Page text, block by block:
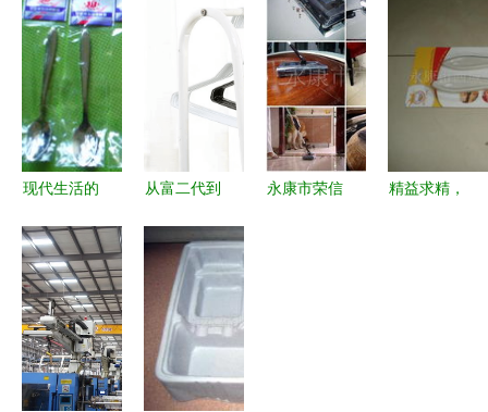
机座产品列
表
小日子的温
柔主义
碰撞——精
修图背后的
设计语言
芙兰建筑风
格看国际化
妆品购物网
建筑材料美
现代生活的
家居、家电
与护肤的最
佳搭配
从富二代到
万，他靠几
毛钱建材逆
袭成行业第
永康市荣信
精益求精，